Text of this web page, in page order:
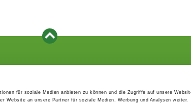
für soziale Medien anbieten zu können und die Zugriffe auf unsere
Website an unsere Partner für soziale Medien, Werbung und Analysen weiter.
regional events VDH/FCI
Paymentsystem